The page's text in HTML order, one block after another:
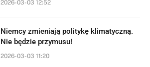
2026-03-03 12:52
Niemcy zmieniają politykę klimatyczną.
Nie będzie przymusu!
2026-03-03 11:20